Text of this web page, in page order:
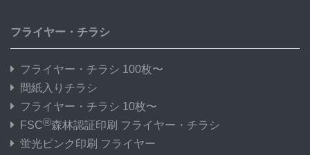
フライヤー・チラシ
フライヤー・チラシ 100枚〜
間紙入りチラシ
フライヤー・チラシ 10枚〜
FSC®森林認証印刷 フライヤー・チラシ
蛍光ピンク印刷 フライヤー